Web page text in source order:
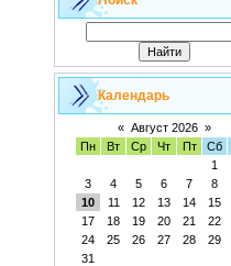
Календарь
« Август 2026 »
Пн
Вт Ср Чт Пт Сб
1
3
4 5 6 7 8
10
11 12 13 14 15
17
18 19 20 21 22
24
25 26 27 28 29
31